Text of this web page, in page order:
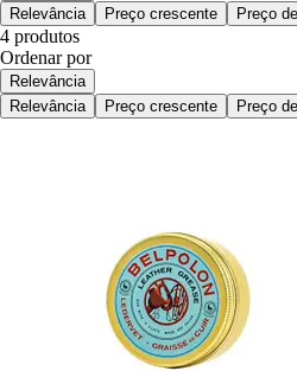
Relevância
Preço crescente Preço
4 produtos
Ordenar por
Relevância
Relevância
Preço crescente Preço